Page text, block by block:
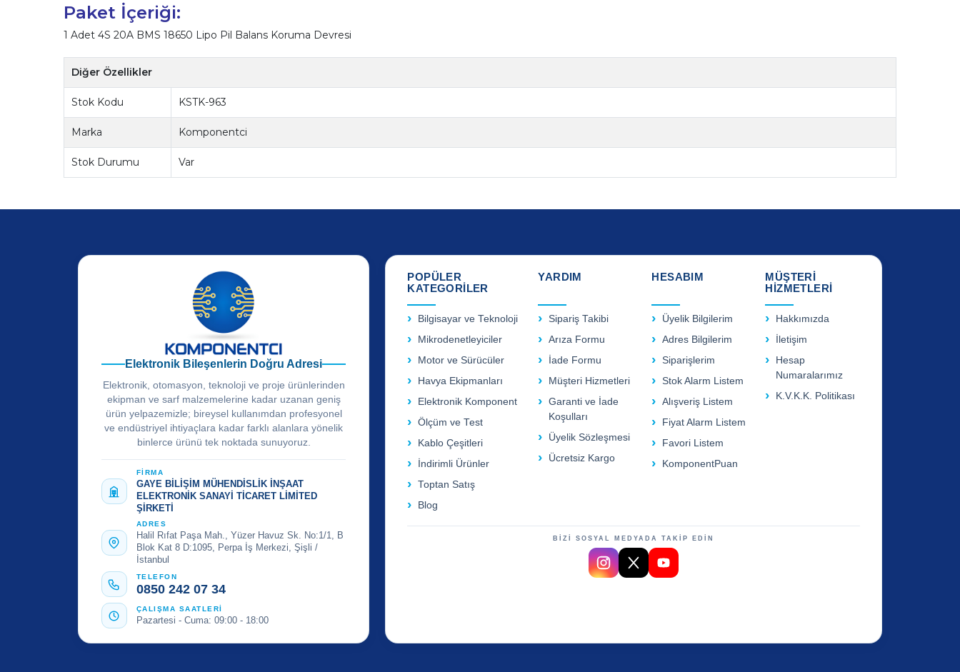
Paket İçeriği:
1 Adet 4S 20A BMS 18650 Lipo Pil Balans Koruma Devresi
Diğer Özellikler
Stok Kodu KSTK-963
Marka Komponentci
Stok Durumu Var
Elektronik Bileşenlerin Doğru Adresi
Elektronik, otomasyon, teknoloji ve proje ürünlerinden
ekipman ve sarf malzemelerine kadar uzanan geniş
ürün yelpazemizle; bireysel kullanımdan profesyonel
ve endüstriyel ihtiyaçlara kadar farklı alanlara yönelik
binlerce ürünü tek noktada sunuyoruz.
FİRMA
GAYE BİLİŞİM MÜHENDİSLİK İNŞAAT
ELEKTRONİK SANAYİ TİCARET LİMİTED
ŞİRKETİ
ADRES
Halil Rıfat Paşa Mah., Yüzer Havuz Sk. No:1/1, B
Blok Kat 8 D:1095, Perpa İş Merkezi, Şişli /
İstanbul
TELEFON
0850 242 07 34
ÇALIŞMA SAATLERİ
Pazartesi - Cuma: 09:00 - 18:00
POPÜLER
KATEGORİLER
Bilgisayar ve Teknoloji
Mikrodenetleyiciler
Motor ve Sürücüler
Havya Ekipmanları
Elektronik Komponent
Ölçüm ve Test
Kablo Çeşitleri
İndirimli Ürünler
Toptan Satış
Blog
YARDIM
Sipariş Takibi
Arıza Formu
İade Formu
Müşteri Hizmetleri
Garanti ve İade
Koşulları
Üyelik Sözleşmesi
Ücretsiz Kargo
HESABIM
Üyelik Bilgilerim
Adres Bilgilerim
Siparişlerim
Stok Alarm Listem
Alışveriş Listem
Fiyat Alarm Listem
Favori Listem
KomponentPuan
MÜŞTERİ
HİZMETLERİ
Hakkımızda
İletişim
Hesap
Numaralarımız
K.V.K.K. Politikası
BİZİ SOSYAL MEDYADA TAKİP EDİN